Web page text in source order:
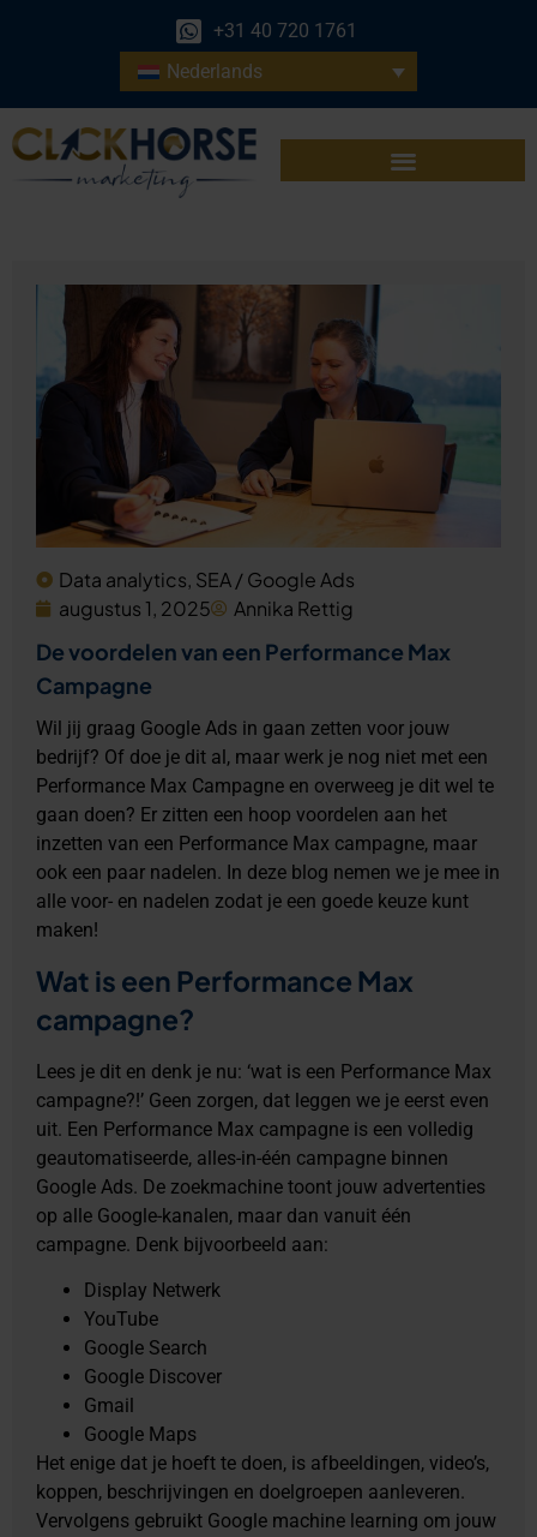
+31 40 720 1761
Nederlands
Data analytics, SEA / Google Ads
augustus 1, 2025
Annika Rettig
De voordelen van een Performance Max
Campagne
Wil jij graag Google Ads in gaan zetten voor jouw
bedrijf? Of doe je dit al, maar werk je nog niet met een
Performance Max Campagne en overweeg je dit wel te
gaan doen? Er zitten een hoop voordelen aan het
inzetten van een Performance Max campagne, maar
ook een paar nadelen. In deze blog nemen we je mee in
alle voor- en nadelen zodat je een goede keuze kunt
maken!
Wat is een Performance Max
campagne?
Lees je dit en denk je nu: ‘wat is een Performance Max
campagne?!’ Geen zorgen, dat leggen we je eerst even
uit. Een Performance Max campagne is een volledig
geautomatiseerde, alles-in-één campagne binnen
Google Ads. De zoekmachine toont jouw advertenties
op alle Google-kanalen, maar dan vanuit één
campagne. Denk bijvoorbeeld aan:
Display Netwerk
YouTube
Google Search
Google Discover
Gmail
Google Maps
Het enige dat je hoeft te doen, is afbeeldingen, video’s,
koppen, beschrijvingen en doelgroepen aanleveren.
Vervolgens gebruikt Google machine learning om jouw